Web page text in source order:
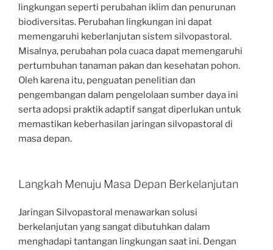
lingkungan seperti perubahan iklim dan penurunan
biodiversitas. Perubahan lingkungan ini dapat
memengaruhi keberlanjutan sistem silvopastoral.
Misalnya, perubahan pola cuaca dapat memengaruhi
pertumbuhan tanaman pakan dan kesehatan pohon.
Oleh karena itu, penguatan penelitian dan
pengembangan dalam pengelolaan sumber daya ini
serta adopsi praktik adaptif sangat diperlukan untuk
memastikan keberhasilan jaringan silvopastoral di
masa depan.
Langkah Menuju Masa Depan Berkelanjutan
Jaringan Silvopastoral menawarkan solusi
berkelanjutan yang sangat dibutuhkan dalam
menghadapi tantangan lingkungan saat ini. Dengan